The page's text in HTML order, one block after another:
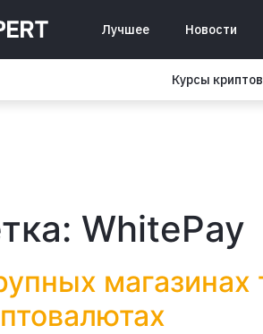
Лучшее Новости
Курсы
WhitePay